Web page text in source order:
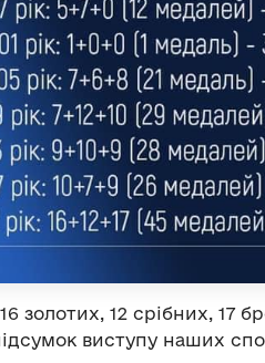
золотих, 12 срібних, 17
виступу наших